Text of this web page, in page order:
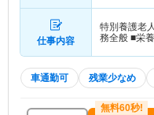
仕事内容
特別養護老
務全般 ■栄
車通勤可 残業少なめ